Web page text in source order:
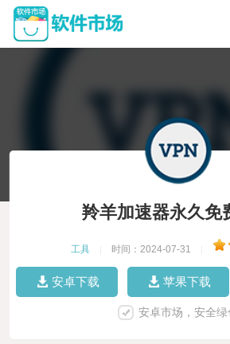
羚羊加速器永久免
工具 时间：2024-07-31
安卓下载 苹果下载
安卓市场，安全绿